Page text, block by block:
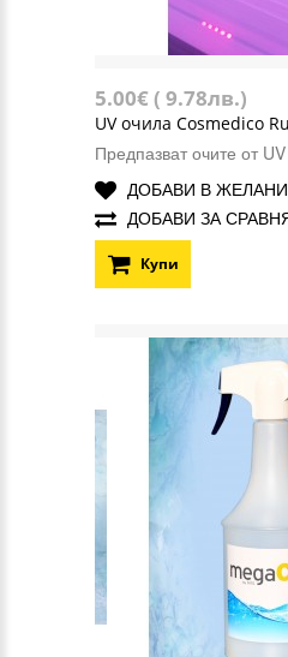
5.00€ ( 9.78лв.)
UV очила Cosmedico
Предпазват очите от
ДОБАВИ В ЖЕЛАНИ
ДОБАВИ ЗА
Купи